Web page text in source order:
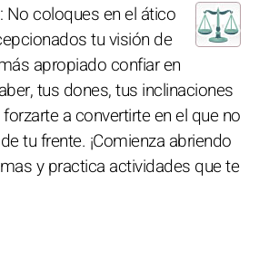
: No coloques en el ático
tu visión de
apropiado confiar en
tus dones, tus inclinaciones
a convertirte en el que no
tu frente. ¡Comienza abriendo
y practica actividades que te